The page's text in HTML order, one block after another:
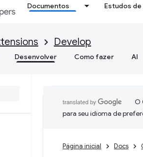
Documentos Estudos
Develop
Desenvolver Como fazer AI
O
para seu idioma de
Página inicial Docs